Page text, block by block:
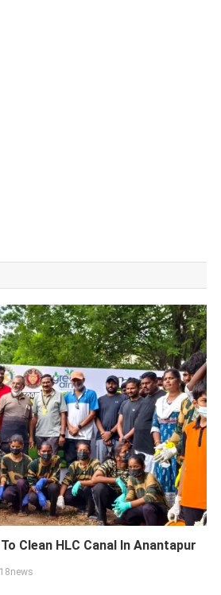
Clean HLC Canal In Anantapur